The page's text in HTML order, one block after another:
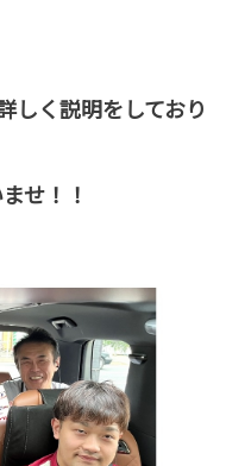
しく説明をしており
せ！！